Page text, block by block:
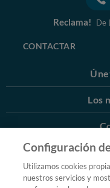
Reclama! De
CONTACTAR
Los
Configuración
Utilizamos cookies
nuestros servicios y